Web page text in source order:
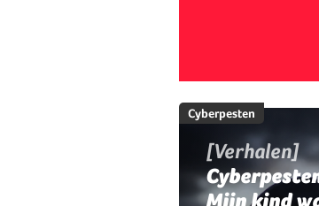
Cyberpesten
[Verhalen]
Mijn kind